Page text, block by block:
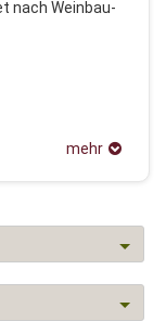
nach Weinbau-
mehr